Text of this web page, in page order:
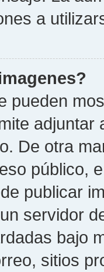
a
pueden
De otra
público,
publicar
servidor
bajo
sitios